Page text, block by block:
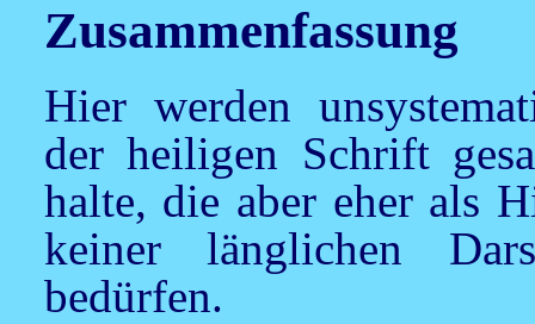
Zusammenfassung
Hier werden
der heiligen Schrift
halte, die aber eher als
keiner länglichen
bedürfen.